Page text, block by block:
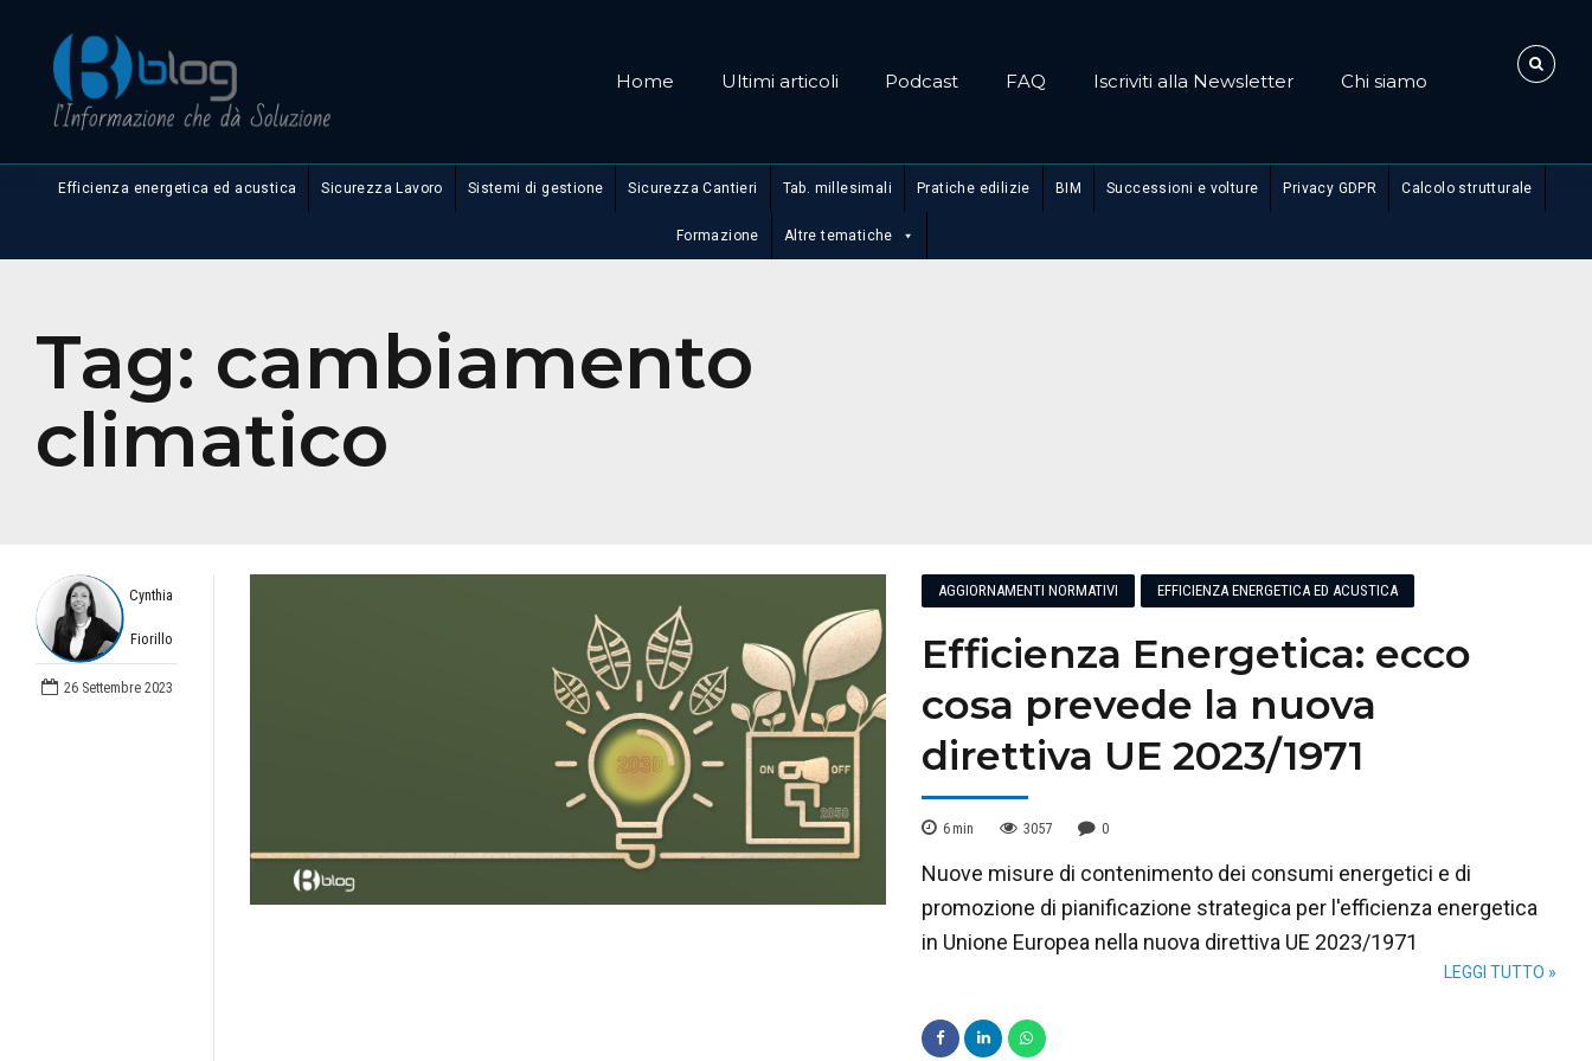
Home Ultimi articoli Podcast FAQ Iscriviti alla Newsletter Chi siamo
Efficienza energetica ed acustica Sicurezza Lavoro Sistemi di gestione Sicurezza Cantieri Tab. millesimali Pratiche edilizie BIM Successioni e volture Privacy GDPR Calcolo strutturale
Formazione Altre tematiche
Tag: cambiamento
climatico
Cynthia
Fiorillo
26 Settembre 2023
AGGIORNAMENTI NORMATIVI EFFICIENZA ENERGETICA ED ACUSTICA
Efficienza Energetica: ecco
cosa prevede la nuova
direttiva UE 2023/1971
6 min 3057 0
Nuove misure di contenimento dei consumi energetici e di
promozione di pianificazione strategica per l'efficienza energetica
in Unione Europea nella nuova direttiva UE 2023/1971
LEGGI TUTTO »